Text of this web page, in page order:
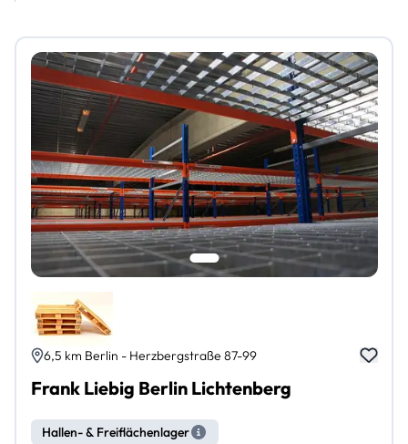
6,5 km Berlin - Herzbergstraße 87-99
Frank Liebig Berlin Lichtenberg
Hallen- & Freiflächenlager